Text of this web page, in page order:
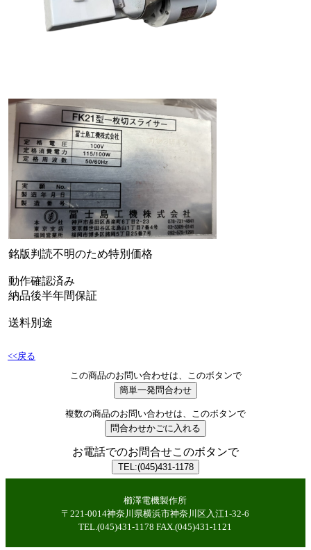
銘版判読不明のため特別価格
動作確認済み
納品後半年間保証
送料別途
<<戻る
この商品のお問い合わせは、このボタンで
複数の商品のお問い合わせは、このボタンで
お電話でのお問合せこのボタンで
櫛澤電機製作所
〒221-0014神奈川県横浜市神奈川区入江1-32-6
TEL.(045)431-1178 FAX.(045)431-1121